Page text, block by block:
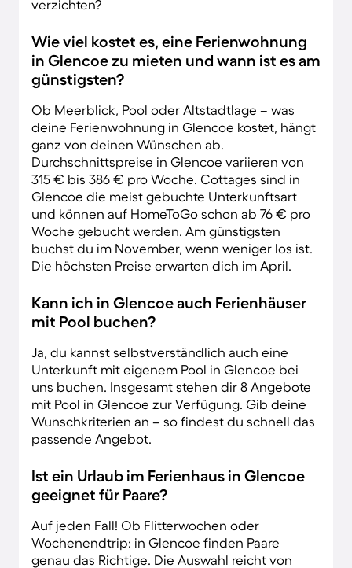
verzichten?
Wie viel kostet es, eine Ferienwohnung
in Glencoe zu mieten und wann ist es am
günstigsten?
Ob Meerblick, Pool oder Altstadtlage – was
deine Ferienwohnung in Glencoe kostet, hängt
ganz von deinen Wünschen ab.
Durchschnittspreise in Glencoe variieren von
315 € bis 386 € pro Woche. Cottages sind in
Glencoe die meist gebuchte Unterkunftsart
und können auf HomeToGo schon ab 76 € pro
Woche gebucht werden. Am günstigsten
buchst du im November, wenn weniger los ist.
Die höchsten Preise erwarten dich im April.
Kann ich in Glencoe auch Ferienhäuser
mit Pool buchen?
Ja, du kannst selbstverständlich auch eine
Unterkunft mit eigenem Pool in Glencoe bei
uns buchen. Insgesamt stehen dir 8 Angebote
mit Pool in Glencoe zur Verfügung. Gib deine
Wunschkriterien an – so findest du schnell das
passende Angebot.
Ist ein Urlaub im Ferienhaus in Glencoe
geeignet für Paare?
Auf jeden Fall! Ob Flitterwochen oder
Wochenendtrip: in Glencoe finden Paare
genau das Richtige. Die Auswahl reicht von